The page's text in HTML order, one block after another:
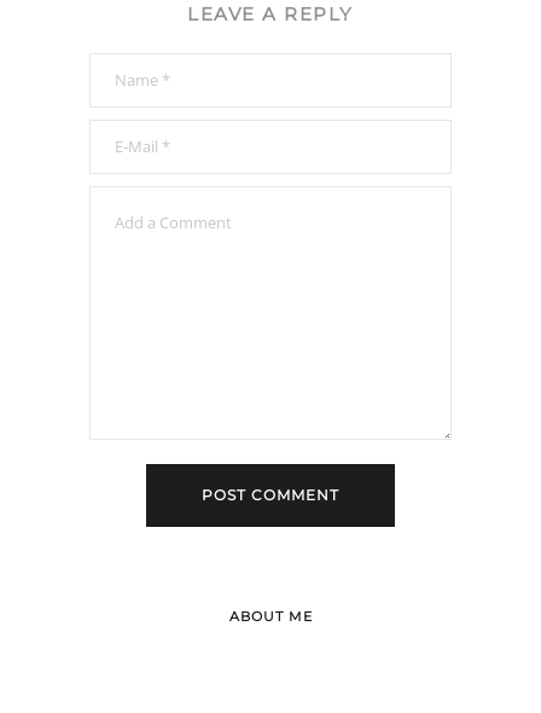
LEAVE A REPLY
ABOUT ME